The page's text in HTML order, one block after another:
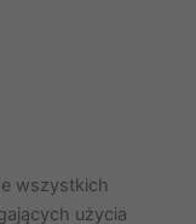
wszystkich
użycia